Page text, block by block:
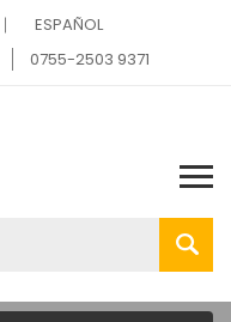
ESPAÑOL
0755-2503 9371